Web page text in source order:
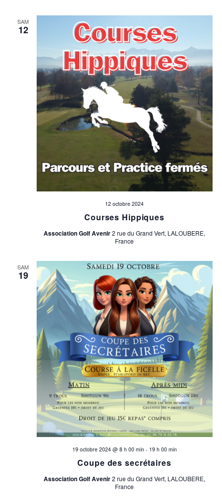
SAM
12
Courses Hippiques
12 octobre 2024
Association Golf Avenir2 rue du Grand Vert, LALOUBERE,
France
SAM
19
Coupe des secrétaires
19 octobre 2024 @ 8 h 00 min- 19 h 00 min
Association Golf Avenir2 rue du Grand Vert, LALOUBERE,
France